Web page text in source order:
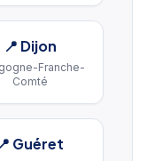
📍 Dijon
Franche-
Comté
Guéret